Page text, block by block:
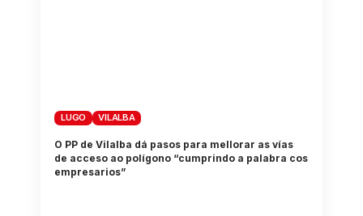
LUGO VILALBA
O PP de Vilalba dá pasos para mellorar as vías
de acceso ao polígono “cumprindo a palabra cos
empresarios”